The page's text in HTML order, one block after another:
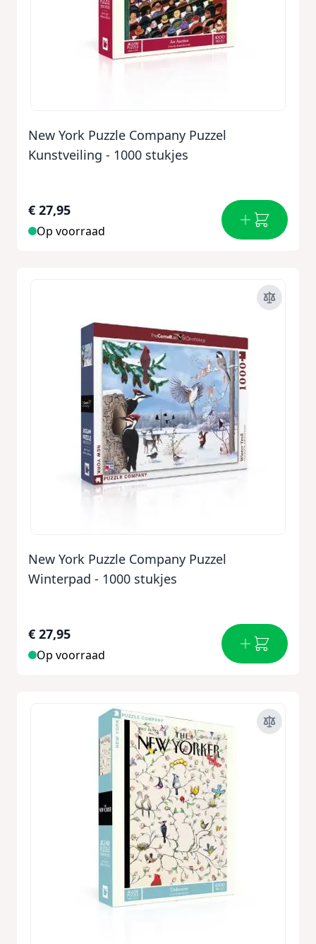
New York Puzzle Company Puzzel
Kunstveiling - 1000 stukjes
€ 27,95
Op voorraad
New York Puzzle Company Puzzel
Winterpad - 1000 stukjes
€ 27,95
Op voorraad